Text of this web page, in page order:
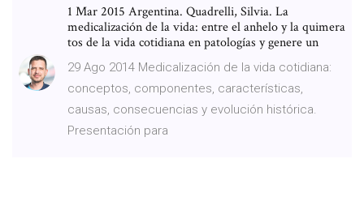
1 Mar 2015 Argentina. Quadrelli, Silvia. La
medicalización de la vida: entre el anhelo y la quimera
tos de la vida cotidiana en patologías y genere un
29 Ago 2014 Medicalización de la vida cotidiana:
conceptos, componentes, características,
causas, consecuencias y evolución histórica.
Presentación para